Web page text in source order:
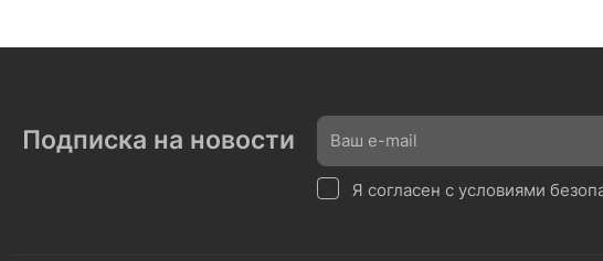
Подписка на новости
Я согласен с условиями